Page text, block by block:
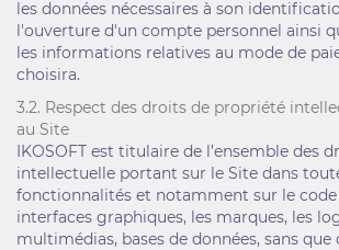
les données nécessaires à son
l'ouverture d'un compte personnel ainsi
les informations relatives au mode de
choisira.
3.2. Respect des droits de propriété
au Site
IKOSOFT est titulaire de l’ensemble des
intellectuelle portant sur le Site dans
fonctionnalités et notamment sur le code
interfaces graphiques, les marques, les
multimédias, bases de données, sans